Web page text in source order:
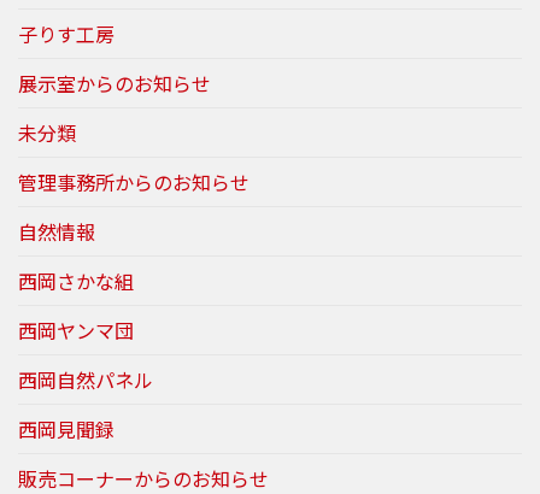
子りす工房
展示室からのお知らせ
未分類
管理事務所からのお知らせ
自然情報
西岡さかな組
西岡ヤンマ団
西岡自然パネル
西岡見聞録
販売コーナーからのお知らせ